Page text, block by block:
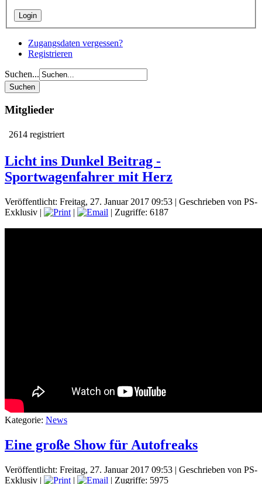
Zugangsdaten vergessen?
Registrieren
Suchen...
Mitglieder
2614 registriert
Licht ins Dunkel Beitrag -
Sportwagenfahrer mit Herz
Veröffentlicht: Freitag, 27. Januar 2017 09:53 | Geschrieben von PS-
Exklusiv | | | Zugriffe: 6187
Kategorie: News
Eine große Show für Autofreaks
Veröffentlicht: Freitag, 27. Januar 2017 09:53 | Geschrieben von PS-
Exklusiv | | | Zugriffe: 5975